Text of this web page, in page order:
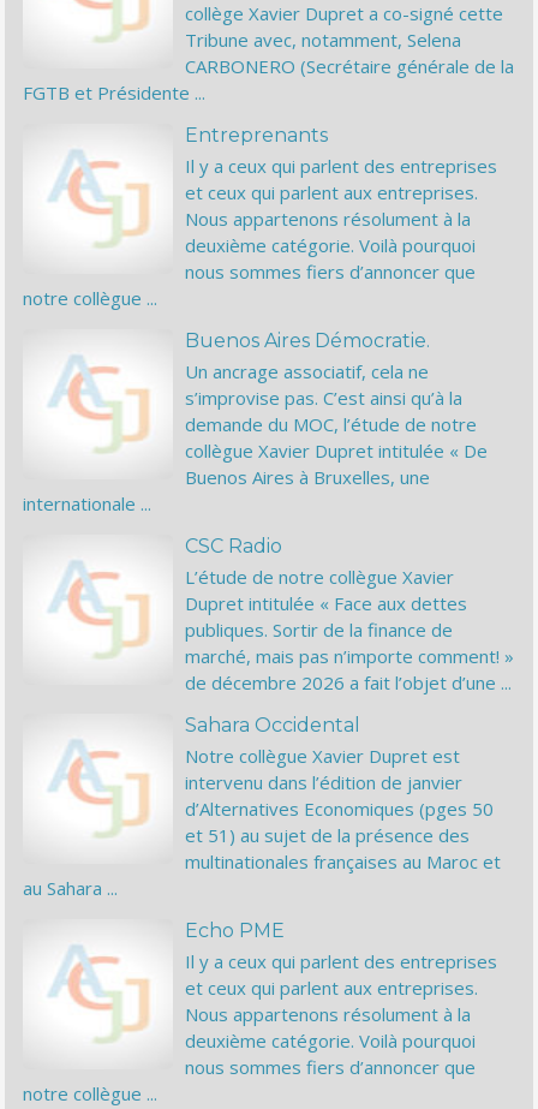
collège Xavier Dupret a co-signé cette
Tribune avec, notamment, Selena
CARBONERO (Secrétaire générale de la
FGTB et Présidente ...
Entreprenants
Il y a ceux qui parlent des entreprises
et ceux qui parlent aux entreprises.
Nous appartenons résolument à la
deuxième catégorie. Voilà pourquoi
nous sommes fiers d’annoncer que
notre collègue ...
Buenos Aires Démocratie.
Un ancrage associatif, cela ne
s’improvise pas. C’est ainsi qu’à la
demande du MOC, l’étude de notre
collègue Xavier Dupret intitulée « De
Buenos Aires à Bruxelles, une
internationale ...
CSC Radio
L’étude de notre collègue Xavier
Dupret intitulée « Face aux dettes
publiques. Sortir de la finance de
marché, mais pas n’importe comment! »
de décembre 2026 a fait l’objet d’une ...
Sahara Occidental
Notre collègue Xavier Dupret est
intervenu dans l’édition de janvier
d’Alternatives Economiques (pges 50
et 51) au sujet de la présence des
multinationales françaises au Maroc et
au Sahara ...
Echo PME
Il y a ceux qui parlent des entreprises
et ceux qui parlent aux entreprises.
Nous appartenons résolument à la
deuxième catégorie. Voilà pourquoi
nous sommes fiers d’annoncer que
notre collègue ...